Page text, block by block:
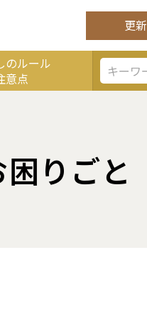
更新
のルール
意点
りごと